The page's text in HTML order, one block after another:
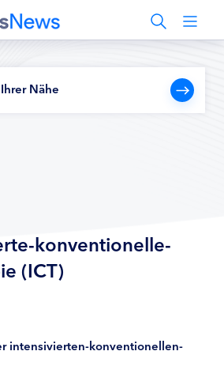
Nähe
konventionelle-
(ICT)
intensivierten-konventionellen-